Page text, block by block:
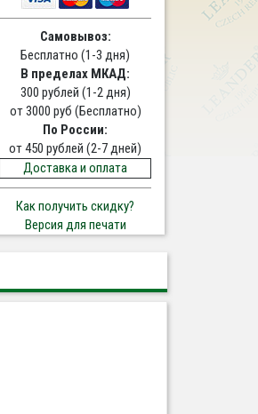
Самовывоз:
Бесплатно (1-3 дня)
В пределах МКАД:
300 рублей (1-2 дня)
от 3000 руб (Бесплатно)
По России:
от 450 рублей (2-7 дней)
Доставка и оплата
Как получить скидку?
Версия для печати